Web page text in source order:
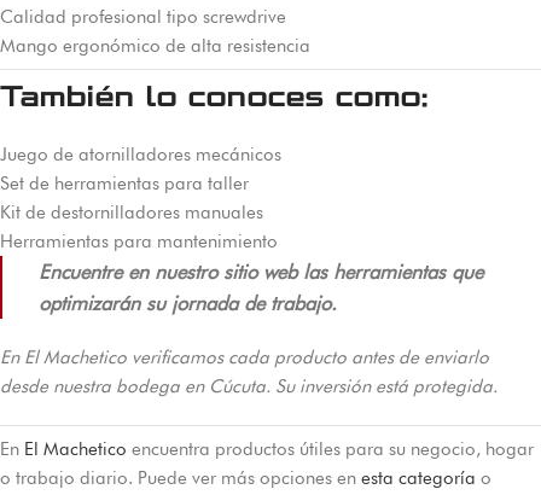
Calidad profesional tipo screwdrive
Mango ergonómico de alta resistencia
También lo conoces como:
Juego de atornilladores mecánicos
Set de herramientas para taller
Kit de destornilladores manuales
Herramientas para mantenimiento
Encuentre en nuestro sitio web las herramientas que
optimizarán su jornada de trabajo.
En El Machetico verificamos cada producto antes de enviarlo
desde nuestra bodega en Cúcuta. Su inversión está protegida.
En El Machetico encuentra productos útiles para su negocio, hogar
o trabajo diario. Puede ver más opciones en esta categoría o